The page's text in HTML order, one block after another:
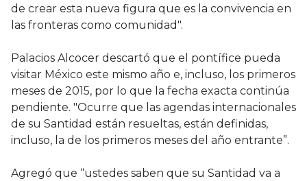
de crear esta nueva figura que es la convivencia en
las fronteras como comunidad".
Palacios Alcocer descartó que el pontífice pueda
visitar México este mismo año e, incluso, los primeros
meses de 2015, por lo que la fecha exacta continúa
pendiente. "Ocurre que las agendas internacionales
de su Santidad están resueltas, están definidas,
incluso, la de los primeros meses del año entrante”.
Agregó que “ustedes saben que su Santidad va a